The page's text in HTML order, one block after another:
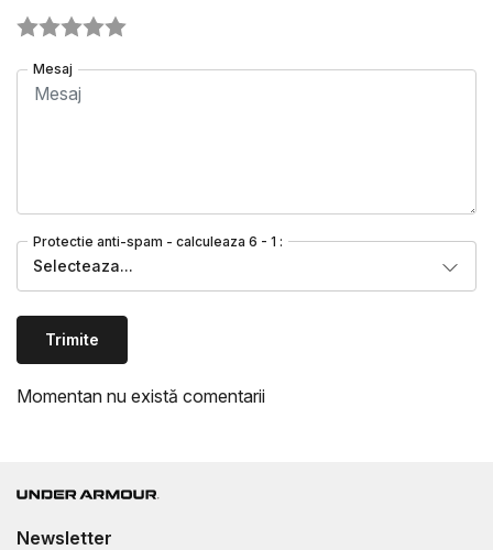
Mesaj
Protectie anti-spam - calculeaza 6 - 1 :
Selecteaza...
Trimite
Momentan nu există comentarii
Newsletter